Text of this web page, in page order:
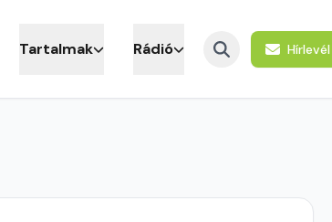
Tartalmak Rádió Hírlevél